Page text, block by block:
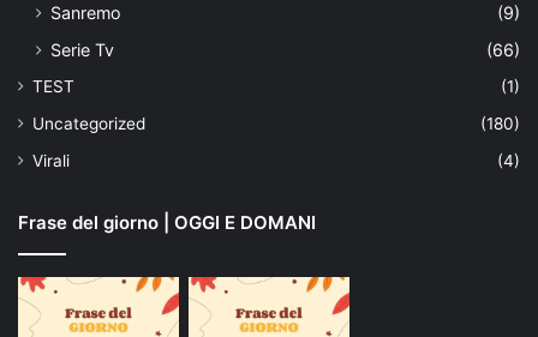
Sanremo
(9)
Serie Tv
(66)
TEST
(1)
Uncategorized
(180)
Virali
(4)
Frase del giorno | OGGI E DOMANI